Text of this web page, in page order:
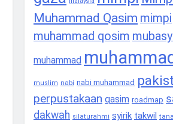
Muhammad Qasim mimpi
muhammad qosim
muhammad
muslim nabi nabi muhammad
perpustakaan qasim roadmap
dakwah silaturahmi syirik takwil